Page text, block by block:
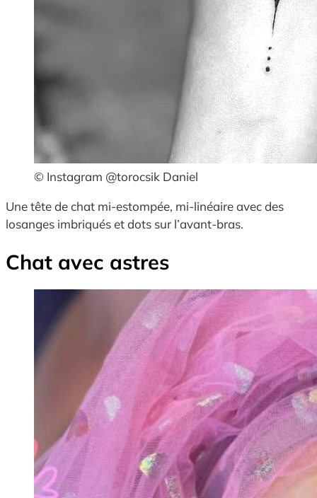
© Instagram @torocsik Daniel
Une tête de chat mi-estompée, mi-linéaire avec des
losanges imbriqués et dots sur l’avant-bras.
Chat avec astres